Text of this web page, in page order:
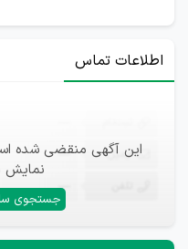
اطلاعات تماس
این آگهی منقضی شده
نمایش
جستجوی
ایمیل —
—